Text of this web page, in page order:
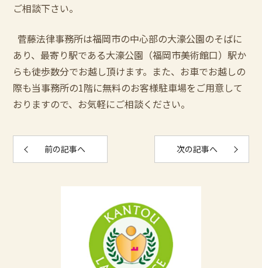
ご相談下さい。
菅藤法律事務所は福岡市の中心部の大濠公園のそばに
あり、最寄り駅である大濠公園（福岡市美術館口）駅か
らも徒歩数分でお越し頂けます。また、お車でお越しの
際も当事務所の1階に無料のお客様駐車場をご用意して
おりますので、お気軽にご相談ください。
前の記事へ 次の記事へ